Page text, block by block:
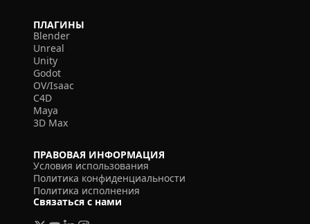
ПЛАГИНЫ
Blender
Unreal
Unity
Godot
OV/Isaac
C4D
Maya
3D Max
ПРАВОВАЯ ИНФОРМАЦИЯ
Условия использования
Политика конфиденциальности
Политика исполнения
Связаться с нами